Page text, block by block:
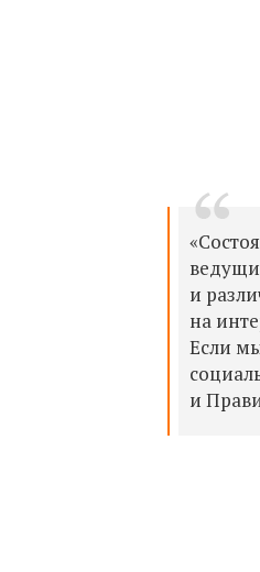
и
на
Если
и